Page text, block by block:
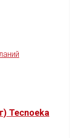
Tecnoeka